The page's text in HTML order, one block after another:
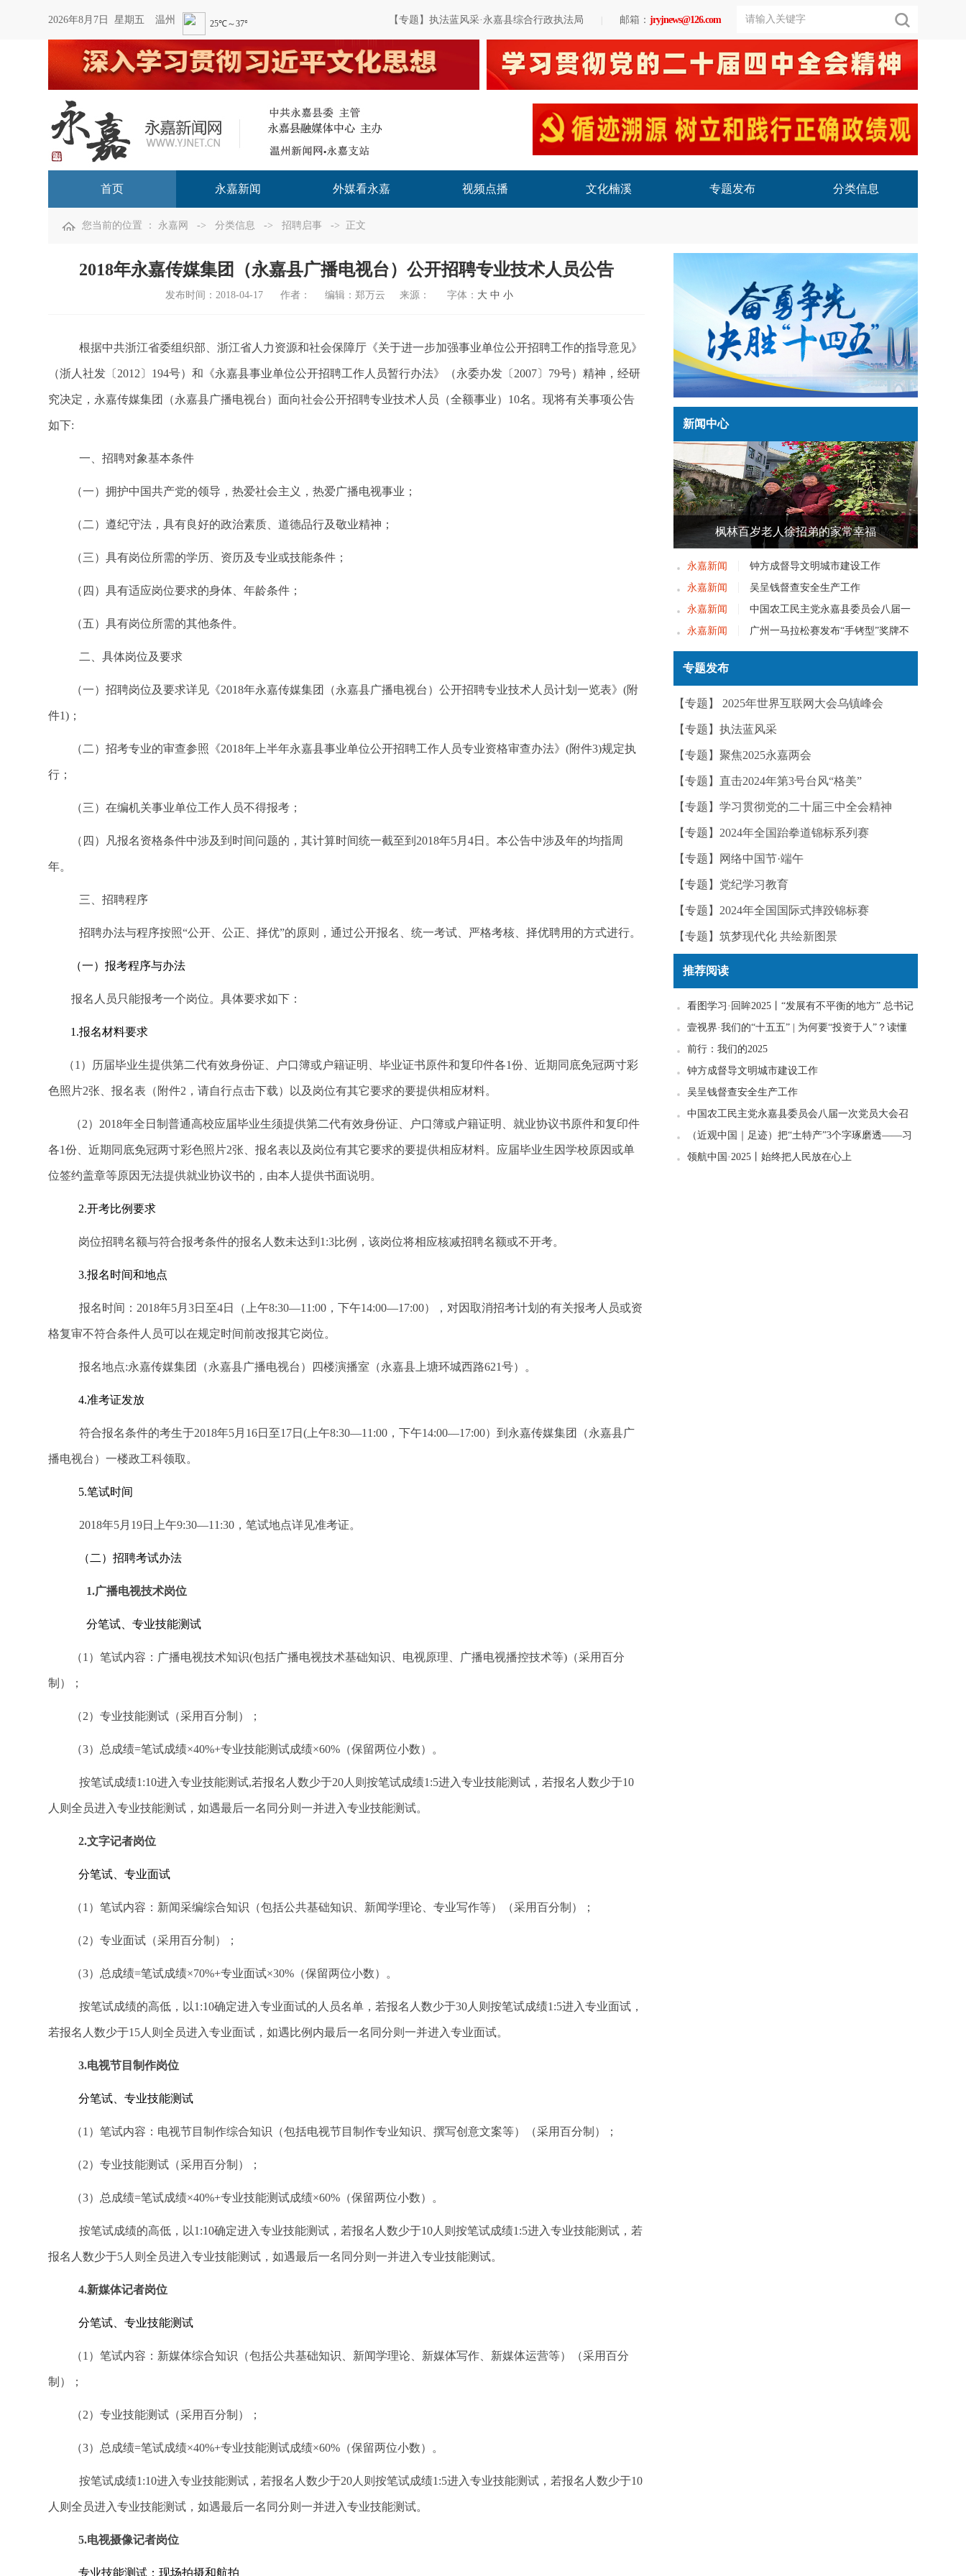
2026年8月7日 星期五 温州 【专题】执法蓝风采·永嘉县综合行政执法局 邮箱： jryjnews@126.com
首页 永嘉新闻 外媒看永嘉 视频点播 文化楠溪 专题发布 分类信息
您当前的位置 ： 永嘉网 -> 分类信息 -> 招聘启事 -> 正文
2018年永嘉传媒集团（永嘉县广播电视台）公开招聘专业技术人员公告
发布时间： 2018-04-17 作者： 编辑： 郑万云 来源： 字体： 大 中 小
根据中共浙江省委组织部、浙江省人力资源和社会保障厅《关于进一步加强事业单位公开招聘工作的指导意见》
（浙人社发〔2012〕194号）和《永嘉县事业单位公开招聘工作人员暂行办法》（永委办发〔2007〕79号）精神，经研
究决定，永嘉传媒集团（永嘉县广播电视台）面向社会公开招聘专业技术人员（全额事业）10名。现将有关事项公告
如下:
一、招聘对象基本条件
（一）拥护中国共产党的领导，热爱社会主义，热爱广播电视事业；
（二）遵纪守法，具有良好的政治素质、道德品行及敬业精神；
（三）具有岗位所需的学历、资历及专业或技能条件；
（四）具有适应岗位要求的身体、年龄条件；
（五）具有岗位所需的其他条件。
二、具体岗位及要求
（一）招聘岗位及要求详见《2018年永嘉传媒集团（永嘉县广播电视台）公开招聘专业技术人员计划一览表》(附
件1)；
（二）招考专业的审查参照《2018年上半年永嘉县事业单位公开招聘工作人员专业资格审查办法》(附件3)规定执
行；
（三）在编机关事业单位工作人员不得报考；
（四）凡报名资格条件中涉及到时间问题的，其计算时间统一截至到2018年5月4日。本公告中涉及年的均指周
年。
三、招聘程序
招聘办法与程序按照“公开、公正、择优”的原则，通过公开报名、统一考试、严格考核、择优聘用的方式进行。
（一）报考程序与办法
报名人员只能报考一个岗位。具体要求如下：
1.报名材料要求
（1）历届毕业生提供第二代有效身份证、户口簿或户籍证明、毕业证书原件和复印件各1份、近期同底免冠两寸彩
色照片2张、报名表（附件2，请自行点击下载）以及岗位有其它要求的要提供相应材料。
（2） 2018年全日制普通高校应届毕业生须提供第二代有效身份证、 户口簿或户籍证明、就业协议书原件和复印件
各1份、近期同底免冠两寸彩色照片2张、报名表以及岗位有其它要求的要提供相应材料。 应届毕业生因学校原因或单
位签约盖章等原因无法提供就业协议书的，由本人提供书面说明。
2.开考比例要求
岗位招聘名额与符合报考条件的报名人数未达到1:3比例，该岗位将相应核减招聘名额或不开考。
3.报名时间和地点
报名时间：2018年5月3日至4日（上午8:30—11:00，下午14:00—17:00），对因取消招考计划的有关报考人员或资
格复审不符合条件人员可以在规定时间前改报其它岗位。
报名地点:永嘉传媒集团（永嘉县广播电视台）四楼演播室（永嘉县上塘环城西路621号）。
4.准考证发放
符合报名条件的考生于2018年5月16日至17日(上午8:30—11:00，下午14:00—17:00）到永嘉传媒集团（永嘉县广
播电视台）一楼政工科领取。
5.笔试时间
2018年5月19日 上午9:30—11:30，笔试地点详见准考证。
（二）招聘考试办法
1.广播电视技术岗位
分笔试、专业技能测试
（1）笔试内容：广播电视技术知识(包括广播电视技术基础知识、电视原理、广播电视播控技术等)（采用百分
制）；
（2）专业技能测试（采用百分制）；
（3）总成绩=笔试成绩×40%+专业技能测试成绩×60%（保留两位小数）。
按笔试成绩1:10进入专业技能测试,若报名人数少于20人则按笔试成绩1:5进入专业技能测试，若报名人数少于10
人则全员进入专业技能测试，如遇最后一名同分则一并进入专业技能测试。
2.文字记者岗位
分笔试、专业面试
（1）笔试内容：新闻采编综合知识（包括公共基础知识、新闻学理论、专业写作等）（采用百分制）；
（2） 专业面试 （采用百分制）；
（3）总成绩=笔试成绩×70%+专业面试×30%（保留两位小数）。
按笔试成绩的高低，以1:10确定进入专业面试的人员名单， 若报名人数少于30人则按笔试成绩1:5进入专业面试，
若报名人数少于15人则全员进入专业面试 ，如遇比例内最后一名同分则一并进入专业面试。
3.电视节目制作岗位
分笔试、专业技能测试
（1）笔试内容：电视节目制作综合知识（包括电视节目制作专业知识、撰写创意文案等）（采用百分制）；
（2）专业技能测试（采用百分制）；
（3）总成绩=笔试成绩×40%+专业技能测试成绩×60%（保留两位小数）。
按笔试成绩的高低，以1:10确定进入专业技能测试，若报名人数少于10人则按笔试成绩1:5进入专业技能测试，若
报名人数少于5人则全员进入专业技能测试， 如遇最后一名同分则一并进入专业技能测试。
4.新媒体记者岗位
分笔试、专业技能测试
（1）笔试内容：新媒体综合知识（包括公共基础知识、新闻学理论、新媒体写作、新媒体运营等）（采用百分
制）；
（2） 专业技能测试（采用百分制）；
（3）总成绩=笔试成绩×40%+专业技能测试成绩×60% （保留两位小数） 。
按笔试成绩1:10进入专业技能测试，若报名人数少于20人则按笔试成绩1:5进入专业技能测试，若报名人数少于10
人则全员进入专业技能测试，如遇最后一名同分则一并进入专业技能测试。
5.电视摄像记者岗位
专业技能测试：现场拍摄和航拍
新闻中心
枫林百岁老人徐招弟的家常幸福
永嘉新闻
钟方成督导文明城市建设工作
永嘉新闻
吴呈钱督查安全生产工作
永嘉新闻
中国农工民主党永嘉县委员会八届一
次党员大会召开
永嘉新闻
广州一马拉松赛发布“手铐型”奖牌不
实——今日辟谣（2025年12月25日）
专题发布
【专题】 2025年世界互联网大会乌镇峰会
【专题】执法蓝风采
【专题】聚焦2025永嘉两会
【专题】直击2024年第3号台风“格美”
【专题】学习贯彻党的二十届三中全会精神
【专题】2024年全国跆拳道锦标系列赛
【专题】网络中国节·端午
【专题】党纪学习教育
【专题】2024年全国国际式摔跤锦标赛
【专题】筑梦现代化 共绘新图景
推荐阅读
看图学习·回眸2025丨“发展有不平衡的地方” 总书记
一直惦念在心
壹视界·我们的“十五五” | 为何要“投资于人”？读懂
政策里的发展密码
前行：我们的2025
钟方成督导文明城市建设工作
吴呈钱督查安全生产工作
中国农工民主党永嘉县委员会八届一次党员大会召
开
（近观中国｜足迹）把“土特产”3个字琢磨透——习
近平走进柚子园
领航中国·2025丨始终把人民放在心上